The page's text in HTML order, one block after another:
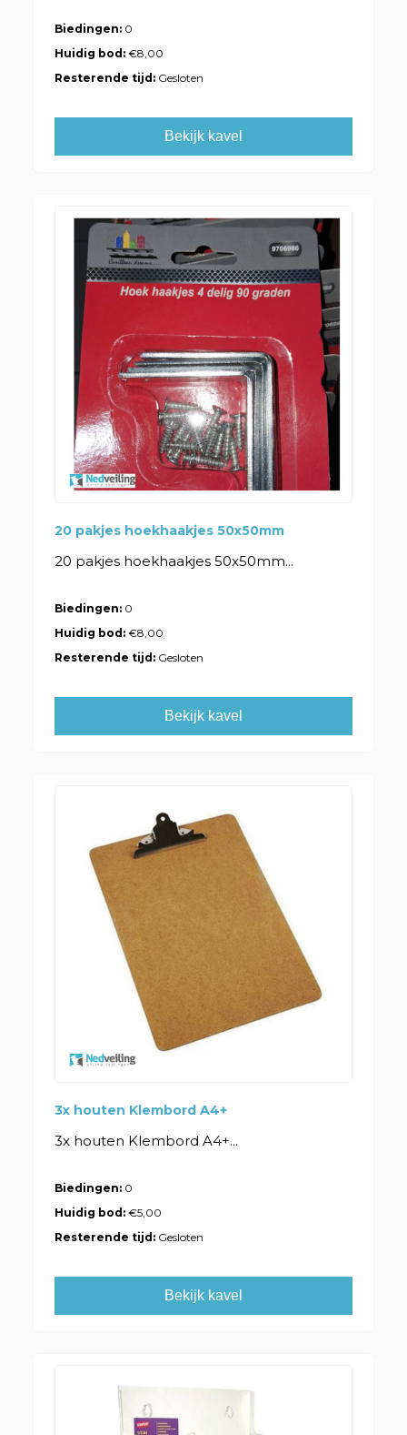
Biedingen: 0
Huidig bod:€8,00
Resterende tijd: Gesloten
Bekijk kavel
20 pakjes hoekhaakjes 50x50mm
20 pakjes hoekhaakjes 50x50mm...
Biedingen: 0
Huidig bod:€8,00
Resterende tijd: Gesloten
Bekijk kavel
3x houten Klembord A4+
3x houten Klembord A4+...
Biedingen: 0
Huidig bod:€5,00
Resterende tijd: Gesloten
Bekijk kavel